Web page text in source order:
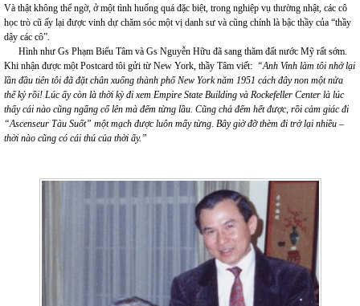
Và thật không thể ngờ, ở một tình huống quá đặc biệt, trong nghiệp vụ thường nhật, các cô
học trò cũ ấy lại được vinh dự chăm sóc một vị danh sư và cũng chính là bậc thầy của “thầy
dậy các cô”.
Hình như Gs Phạm Biểu Tâm và Gs Nguyễn Hữu đã sang thăm đất nước Mỹ rất sớm.
Khi nhận được một Postcard tôi gửi từ New York, thầy Tâm viết: “Anh Vinh làm tôi nhớ lại
lần đầu tiên tôi đã đặt chân xuống thành phố New York năm 1951 cách đây non một nửa
thế kỷ rồi! Lúc ấy còn là thời kỳ đi xem Empire State Building và Rockefeller Center là lúc
thấy cái nào cũng ngẩng cổ lên mà đếm từng lầu. Cũng chả đếm hết được, rồi cảm giác đi
“Ascenseur Tàu Suốt” một mạch được luôn mấy từng. Bây giờ đỡ thèm đi trở lại nhiều –
thời nào cũng có cái thú của thời ấy.”